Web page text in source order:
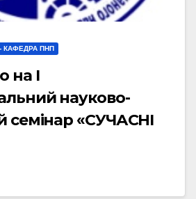
КАФЕДРА ПНП
на І
науково-
семінар «СУЧАСНІ
ВИКЛАДАННЯ